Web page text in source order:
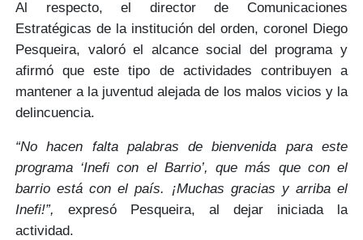
Al respecto, el director de Comunicaciones
Estratégicas de la institución del orden,coronel Diego
Pesqueira, valoró el alcance social del programa y
afirmó que este tipo de actividades contribuyen a
mantener a la juventud alejada de los malos vicios y la
delincuencia.
“No hacen falta palabras de bienvenida para este
programa ‘Inefi con el Barrio’, que más que con el
barrio está con el país. ¡Muchas gracias y arriba el
Inefi!”, expresó Pesqueira, al dejar iniciada la
actividad.